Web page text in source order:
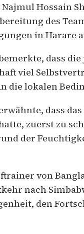
Hossain
des
in Harare
dass
viel
die lokalen
dass
zuerst zu
der
von
nach
den